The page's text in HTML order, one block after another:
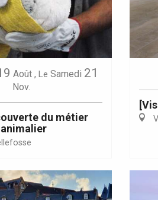
Août, Le Samedi 21
Nov.
du métier